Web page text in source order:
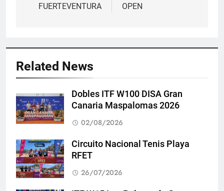
FUERTEVENTURA
OPEN
Related News
Dobles ITF W100 DISA Gran
Canaria Maspalomas 2026
02/08/2026
Circuito Nacional Tenis Playa
RFET
26/07/2026